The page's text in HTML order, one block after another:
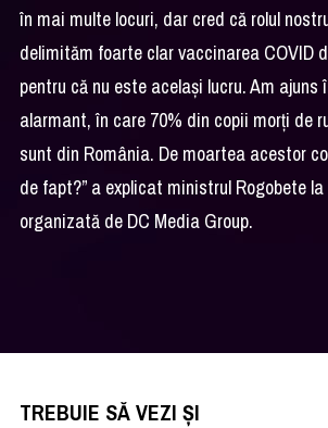
în mai multe locuri, dar cred că rolul
delimităm foarte clar vaccinarea COVID
pentru că nu este același lucru. Am
alarmant, în care 70% din copii morți de
sunt din România. De moartea acestor
de fapt?” a explicat ministrul Rogobete
organizată de DC Media Group.
TREBUIE SĂ VEZI ȘI